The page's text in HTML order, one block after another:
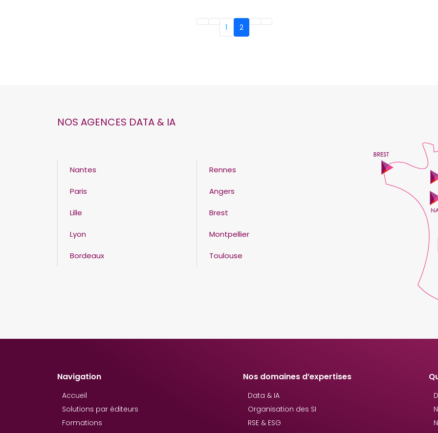
1 2
NOS AGENCES DATA & IA
Nantes
Paris
Lille
Lyon
Bordeaux
Rennes
Angers
Brest
Montpellier
Toulouse
Navigation
Accueil
Solutions par éditeurs
Formations
Nos domaines d’expertises
Data & IA
Organisation des SI
RSE & ESG